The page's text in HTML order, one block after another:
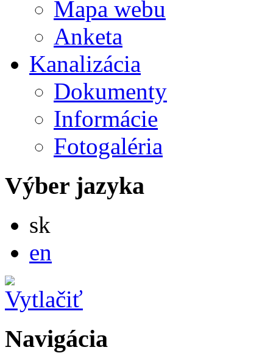
Mapa webu
Anketa
Kanalizácia
Dokumenty
Informácie
Fotogaléria
Výber jazyka
sk
en
Navigácia